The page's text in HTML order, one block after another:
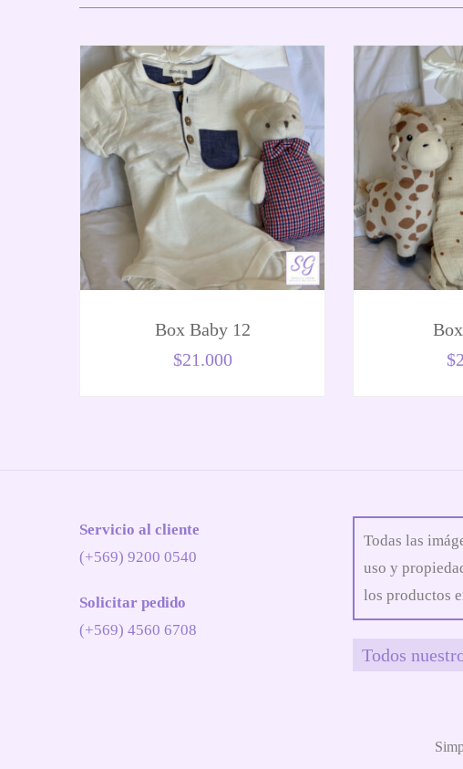
Box Baby 12
$21.000
$
Servicio al cliente
(+569) 9200 0540
Solicitar pedido
(+569) 4560 6708
Todas las
uso y
los productos
Todos